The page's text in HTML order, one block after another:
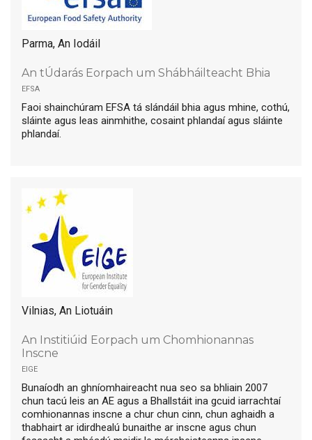
Parma, An Iodáil
An tÚdarás Eorpach um Shábháilteacht Bhia
efsa
Faoi shainchúram EFSA tá slándáil bhia agus mhine, cothú,
sláinte agus leas ainmhithe, cosaint phlandaí agus sláinte
phlandaí.
Vilnias, An Liotuáin
An Institiúid Eorpach um Chomhionannas
Inscne
eige
Bunaíodh an ghníomhaireacht nua seo sa bhliain 2007
chun tacú leis an AE agus a Bhallstáit ina gcuid iarrachtaí
comhionannas inscne a chur chun cinn, chun aghaidh a
thabhairt ar idirdhealú bunaithe ar inscne agus chun